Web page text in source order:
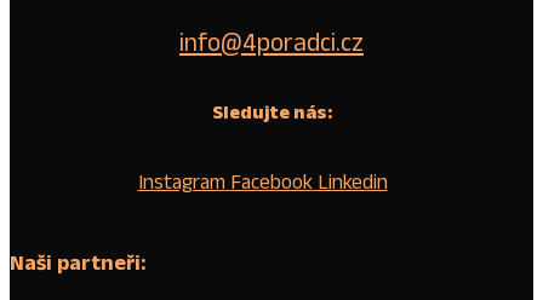
info@4poradci.cz
Sledujte nás:
Instagram Facebook Linkedin
Naši partneři: